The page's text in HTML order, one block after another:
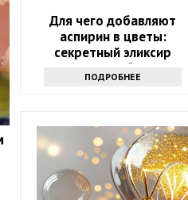
Для чего добавляют
аспирин в цветы:
секретный эликсир
долголетия букетов
ПОДРОБНЕЕ